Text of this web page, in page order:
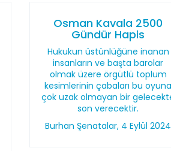
Osman Kavala 2500
Gündür Hapis
Hukukun üstünlüğüne inanan
insanların ve başta barolar
olmak üzere örgütlü toplum
kesimlerinin çabaları bu oyuna
çok uzak olmayan bir
son verecektir.
Burhan Şenatalar, 4 Eylül 2024